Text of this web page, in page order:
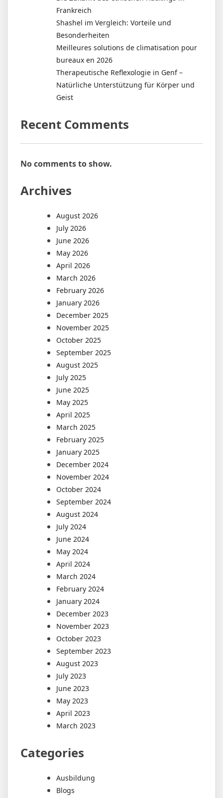
Frankreich
Shashel im Vergleich: Vorteile und
Besonderheiten
Meilleures solutions de climatisation pour
bureaux en 2026
Therapeutische Reflexologie in Genf –
Natürliche Unterstützung für Körper und
Geist
Recent Comments
No comments to show.
Archives
August 2026
July 2026
June 2026
May 2026
April 2026
March 2026
February 2026
January 2026
December 2025
November 2025
October 2025
September 2025
August 2025
July 2025
June 2025
May 2025
April 2025
March 2025
February 2025
January 2025
December 2024
November 2024
October 2024
September 2024
August 2024
July 2024
June 2024
May 2024
April 2024
March 2024
February 2024
January 2024
December 2023
November 2023
October 2023
September 2023
August 2023
July 2023
June 2023
May 2023
April 2023
March 2023
Categories
Ausbildung
Blogs